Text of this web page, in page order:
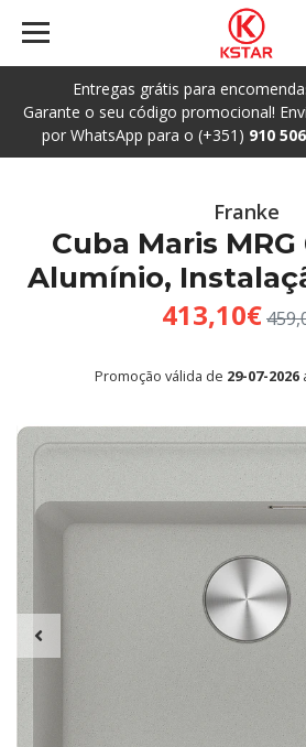
Entregas grátis para
Garante o seu código promocional!
por WhatsApp para o (+351) 910
Franke
Cuba Maris MRG
Alumínio,
413,10€
Promoção válida de 29-07-2026